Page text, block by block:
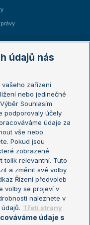
Open
údajů nás
zařízení
nebo jedinečné
Souhlasím
podporovaly účely
údaje za
vše nebo
Pokud jsou
zobrazené
tolik relevantní. Tuto
a změnit své volby
Řízení předvoleb
volby se projeví v
naleznete v
Třetí strany
údaje s